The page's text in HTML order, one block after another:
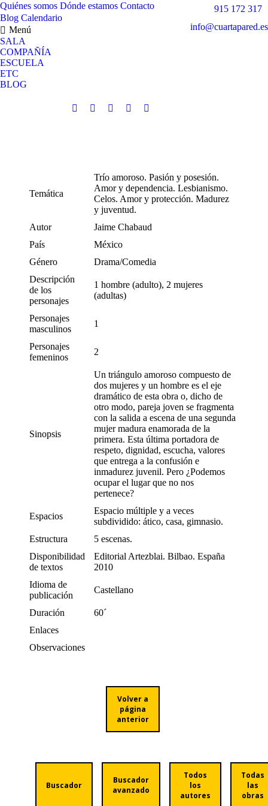
Quiénes somos Dónde estamos Contacto
Blog Calendario
Menú
915 172 317
info@cuartapared.es
SALA
COMPAÑÍA
ESCUELA
ETC
BLOG
Facebook
ventana
nueva
X
una
ventana
nueva
Flickr
una
ventana
nueva
YouTube
una
ventana
nueva
Instagram
una
ventana
nueva
Temática
Trío amoroso. Pasión y posesión.
Amor y dependencia. Lesbianismo.
Celos. Amor y protección. Madurez
y juventud.
Autor
Jaime Chabaud
País
México
Género
Drama/Comedia
Descripción
de los
personajes
1 hombre (adulto), 2 mujeres
(adultas)
Personajes
masculinos
1
Personajes
femeninos
2
Sinopsis
Un triángulo amoroso compuesto de
dos mujeres y un hombre es el eje
dramático de esta obra o, dicho de
otro modo, pareja joven se fragmenta
con la salida a escena de una segunda
mujer madura enamorada de la
primera. Esta última portadora de
respeto, dignidad, escucha, valores
que entrega a la confusión e
inmadurez juvenil. Pero ¿Podemos
ocupar el lugar que no nos
pertenece?
Espacios
Espacio múltiple y a veces
subdividido: ático, casa, gimnasio.
Estructura
5 escenas.
Disponibilidad
de textos
Editorial Artezblai. Bilbao. España
2010
Idioma de
publicación
Castellano
Duración
60´
Enlaces
Observaciones
Volver a
página
anterior
Buscador
Buscador
avanzado
Todos
los
autores
Todas
las
obras